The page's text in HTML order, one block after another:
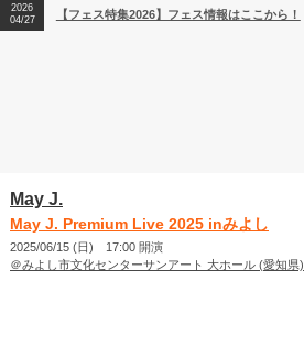
2026
04/27
【フェス特集2026】フェス情報はここから！
May J.
May J. Premium Live 2025 inみよし
2025/06/15 (日) 17:00 開演
＠みよし市文化センターサンアート 大ホール (愛知県)